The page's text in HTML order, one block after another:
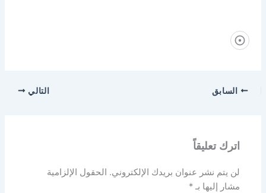
تعليقاً
يتم نشر عنوان بريدك الإلكتروني. الحقول الإلزامية
إليها بـ*